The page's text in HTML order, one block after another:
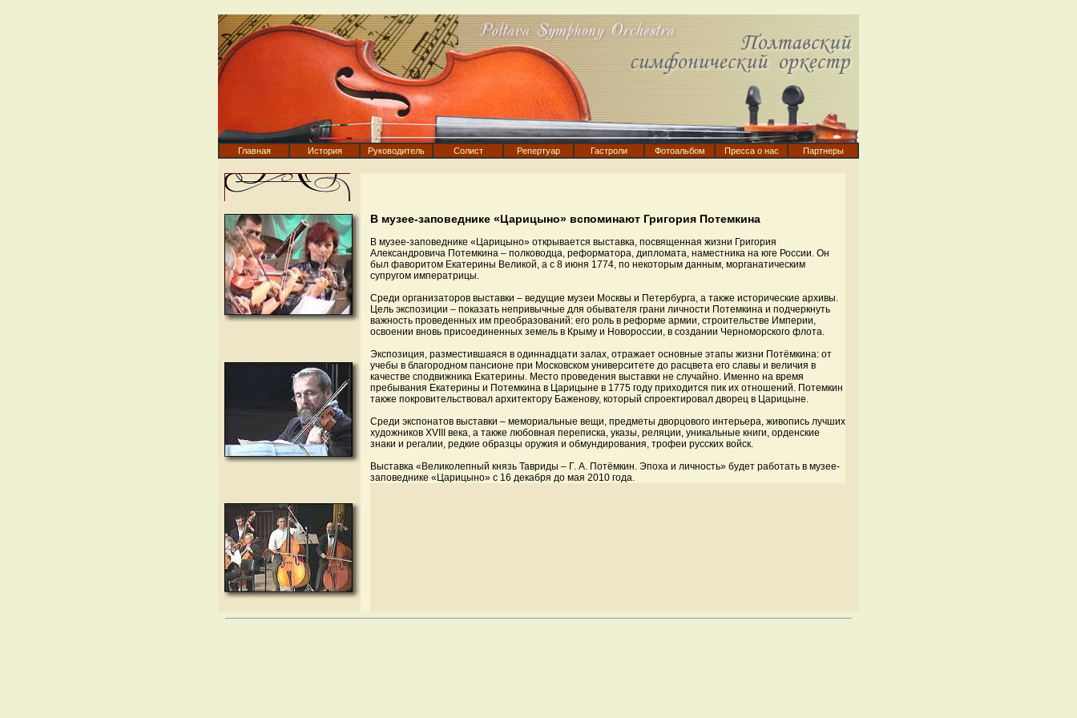
Главная История Руководитель Солист Репертуар Гастроли Фотоальбом Пресса о нас Партнеры
В музее-заповеднике «Царицыно» вспоминают Григория Потемкина
В музее-заповеднике «Царицыно» открывается выставка, посвященная жизни Григория
Александровича Потемкина – полководца, реформатора, дипломата, наместника на юге России. Он
был фаворитом Екатерины Великой, а с 8 июня 1774, по некоторым данным, морганатическим
супругом императрицы.
Среди организаторов выставки – ведущие музеи Москвы и Петербурга, а также исторические архивы.
Цель экспозиции – показать непривычные для обывателя грани личности Потемкина и подчеркнуть
важность проведенных им преобразований: его роль в реформе армии, строительстве Империи,
освоении вновь присоединенных земель в Крыму и Новороссии, в создании Черноморского флота.
Экспозиция, разместившаяся в одиннадцати залах, отражает основные этапы жизни Потёмкина: от
учебы в благородном пансионе при Московском университете до расцвета его славы и величия в
качестве сподвижника Екатерины. Место проведения выставки не случайно. Именно на время
пребывания Екатерины и Потемкина в Царицыне в 1775 году приходится пик их отношений. Потемкин
также покровительствовал архитектору Баженову, который спроектировал дворец в Царицыне.
Среди экспонатов выставки – мемориальные вещи, предметы дворцового интерьера, живопись лучших
художников XVIII века, а также любовная переписка, указы, реляции, уникальные книги, орденские
знаки и регалии, редкие образцы оружия и обмундирования, трофеи русских войск.
Выставка «Великолепный князь Тавриды – Г. А. Потёмкин. Эпоха и личность» будет работать в музее-
заповеднике «Царицыно» с 16 декабря до мая 2010 года.